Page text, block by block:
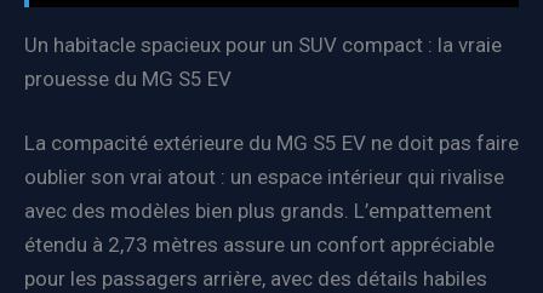
Un habitacle spacieux pour un SUV compact : la vraie
prouesse du MG S5 EV
La compacité extérieure du MG S5 EV ne doit pas faire
oublier son vrai atout : un espace intérieur qui rivalise
avec des modèles bien plus grands. L’empattement
étendu à 2,73 mètres assure un confort appréciable
pour les passagers arrière, avec des détails habiles